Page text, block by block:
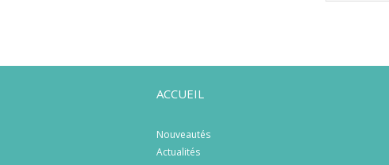
ACCUEIL
Nouveautés
Actualités